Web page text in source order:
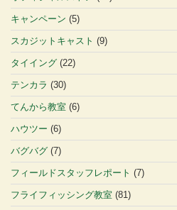
キャンペーン (5)
スカジットキャスト (9)
タイイング (22)
テンカラ (30)
てんから教室 (6)
ハウツー (6)
バグバグ (7)
フィールドスタッフレポート (7)
フライフィッシング教室 (81)